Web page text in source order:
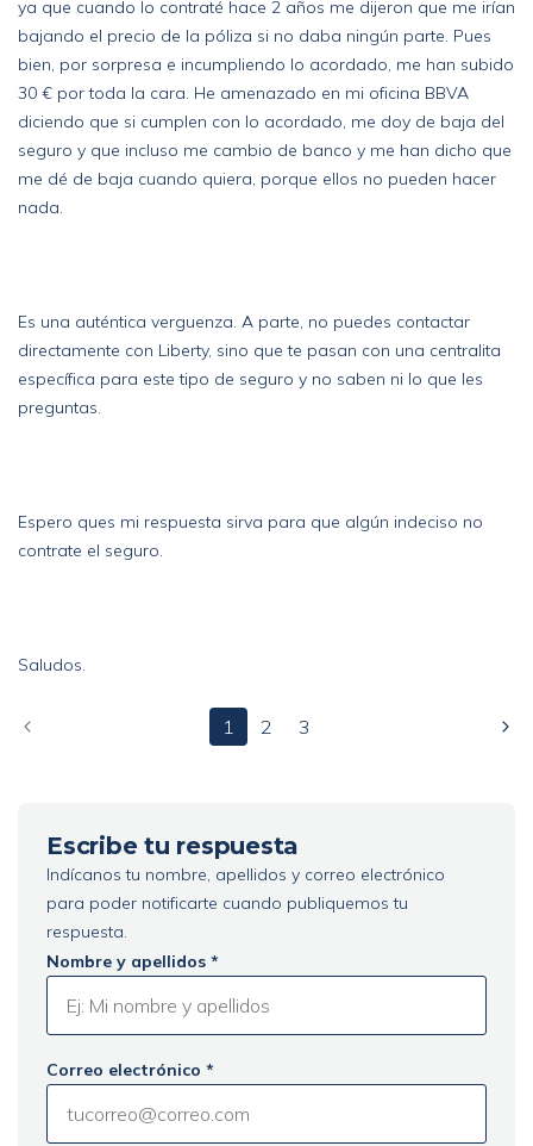
ya que cuando lo contraté hace 2 años me dijeron que me irían
bajando el precio de la póliza si no daba ningún parte. Pues
bien, por sorpresa e incumpliendo lo acordado, me han subido
30 € por toda la cara. He amenazado en mi oficina BBVA
diciendo que si cumplen con lo acordado, me doy de baja del
seguro y que incluso me cambio de banco y me han dicho que
me dé de baja cuando quiera, porque ellos no pueden hacer
nada.
Es una auténtica verguenza. A parte, no puedes contactar
directamente con Liberty, sino que te pasan con una centralita
específica para este tipo de seguro y no saben ni lo que les
preguntas.
Espero ques mi respuesta sirva para que algún indeciso no
contrate el seguro.
Saludos.
1 2 3
Escribe tu respuesta
Indícanos tu nombre, apellidos y correo electrónico
para poder notificarte cuando publiquemos tu
respuesta.
Nombre y apellidos *
Correo electrónico *